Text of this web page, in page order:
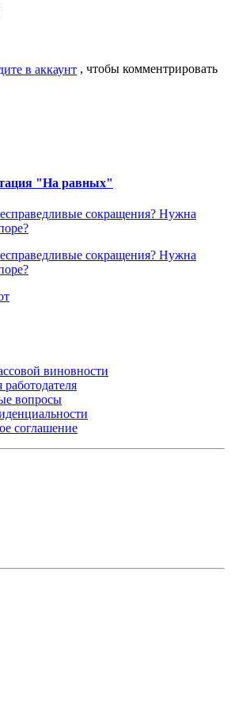
в аккаунт , чтобы комментрировать
"На равных"
сокращения? Нужна
сокращения? Нужна
виновности
вопросы
соглашение